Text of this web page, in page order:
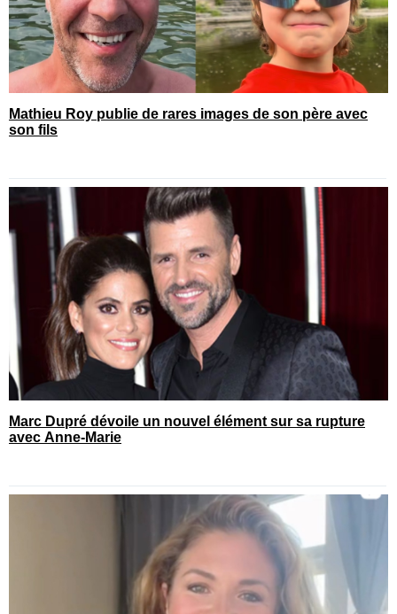
Mathieu Roy publie de rares images de son père avec
son fils
Marc Dupré dévoile un nouvel élément sur sa rupture
avec Anne-Marie